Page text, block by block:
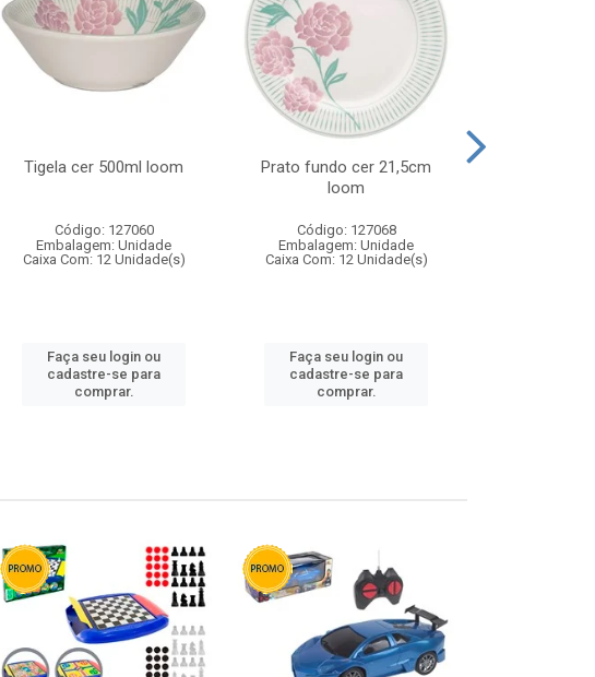
Tigela cer 500ml loom
Código: 127060
Embalagem: Unidade
Caixa Com: 12 Unidade(s)
Faça seu login ou
cadastre-se para
comprar.
Prato fundo cer 21,5cm
loom
Código: 127068
Embalagem: Unidade
Caixa Com: 12 Unidade(s)
Faça seu login ou
cadastre-se para
comprar.